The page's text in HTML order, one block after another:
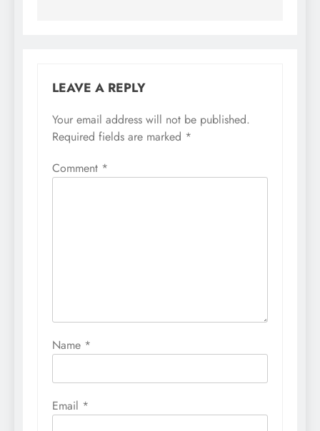
LEAVE A REPLY
Your email address will not be published.
Required fields are marked *
Comment *
Name *
Email *